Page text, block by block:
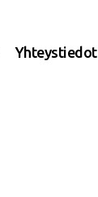
Yhteystiedot